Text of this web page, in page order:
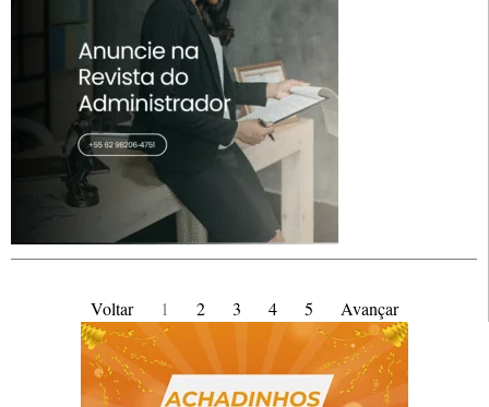
Voltar 1 2 3 4 5 Avançar